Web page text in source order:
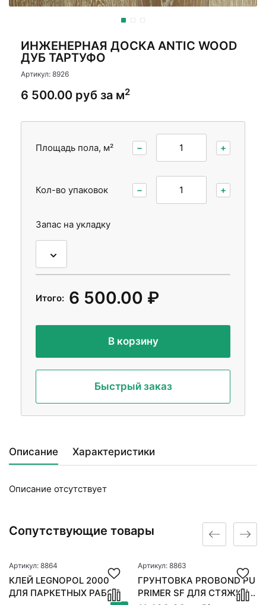
ИНЖЕНЕРНАЯ ДОСКА ANTIC WOOD
ДУБ ТАРТУФО
Артикул: 8926
6 500.00 руб за м2
Площадь пола, м² − +
Кол-во упаковок − +
Запас на укладку
Итого: 6 500.00 ₽
В корзину
Быстрый заказ
Описание Характеристики
Описание отсутствует
Сопутствующие товары
Артикул: 8864
КЛЕЙ LEGNOPOL 2000
ДЛЯ ПАРКЕТНЫХ РАБОТ
Артикул: 8863
ГРУНТОВКА PROBOND PU
PRIMER SF ДЛЯ СТЯЖКИ 6
Стеновые панели